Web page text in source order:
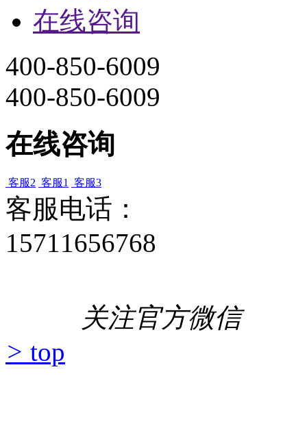
在线咨询
400-850-6009
400-850-6009
在线咨询
客服2 客服1 客服3
客服电话：
15711656768
关注官方微信
> top